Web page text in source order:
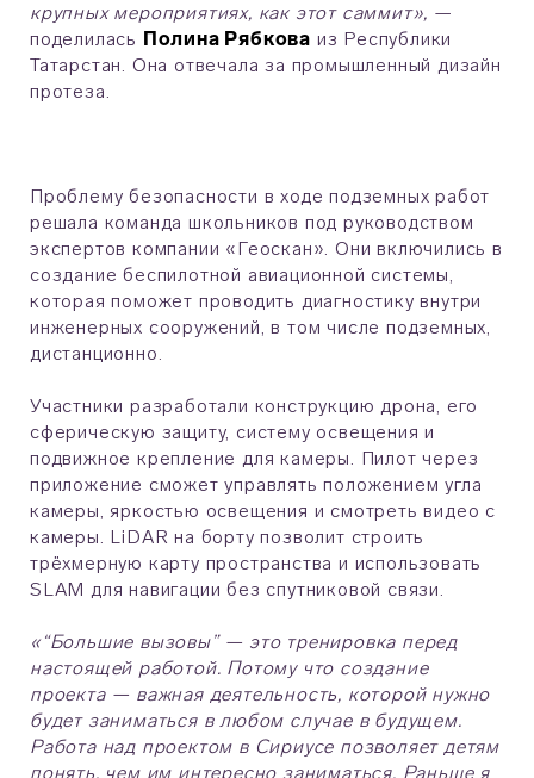
крупных мероприятиях, как этот саммит», —
поделилась Полина Рябкова из Республики
Татарстан. Она отвечала за промышленный дизайн
протеза.
Проблему безопасности в ходе подземных работ
решала команда школьников под руководством
экспертов компании «Геоскан». Они включились в
создание беспилотной авиационной системы,
которая поможет проводить диагностику внутри
инженерных сооружений, в том числе подземных,
дистанционно.
Участники разработали конструкцию дрона, его
сферическую защиту, систему освещения и
подвижное крепление для камеры. Пилот через
приложение сможет управлять положением угла
камеры, яркостью освещения и смотреть видео с
камеры. LiDAR на борту позволит строить
трёхмерную карту пространства и использовать
SLAM для навигации без спутниковой связи.
«“Большие вызовы” — это тренировка перед
настоящей работой. Потому что создание
проекта — важная деятельность, которой нужно
будет заниматься в любом случае в будущем.
Работа над проектом в Сириусе позволяет детям
понять, чем им интересно заниматься. Раньше я